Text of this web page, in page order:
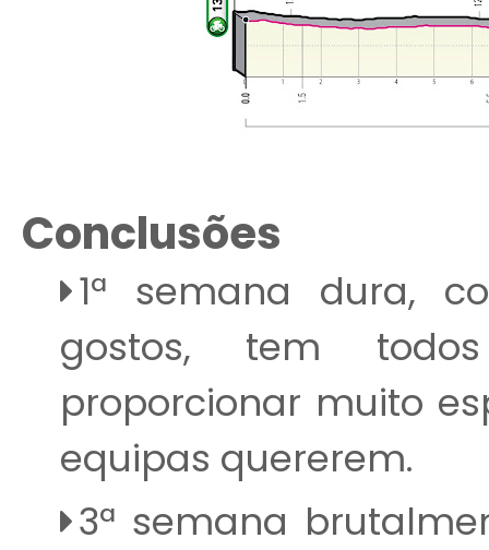
Conclusões
1ª semana dura,
gostos, tem
proporcionar muito
equipas quererem.
3ª semana